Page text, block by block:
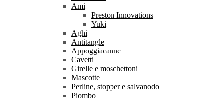
Ami
Preston Innovations
Yuki
Aghi
Antitangle
Appoggiacanne
Cavetti
Girelle e moschettoni
Mascotte
Perline, stopper e salvanodo
Piombo